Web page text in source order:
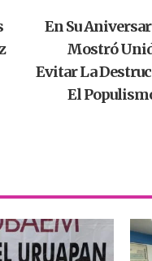
En Su
Mostró
Evitar La
El